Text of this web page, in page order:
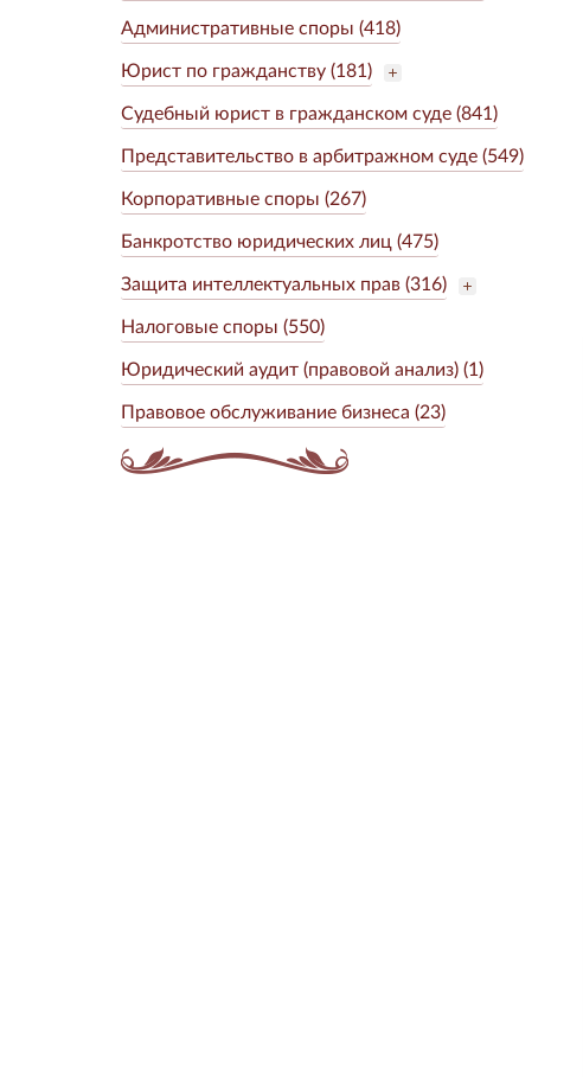
Административные споры (418)
Юрист по гражданству (181)
Судебный юрист в гражданском суде (841)
Представительство в арбитражном суде (549)
Корпоративные споры (267)
Банкротство юридических лиц (475)
Защита интеллектуальных прав (316)
Налоговые споры (550)
Юридический аудит (правовой анализ) (1)
Правовое обслуживание бизнеса (23)